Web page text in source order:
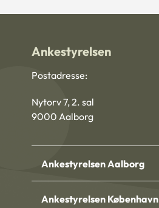
Ankestyrelsen
Postadresse:
Nytorv 7, 2. sal
9000 Aalborg
Ankestyrelsen Aalborg
Ankestyrelsen København